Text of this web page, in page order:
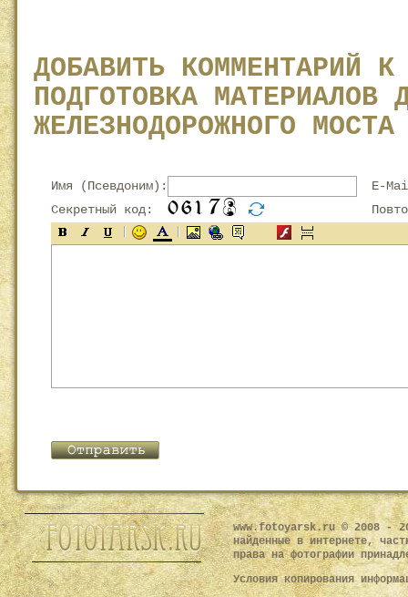
ДОБАВИТЬ КОММЕНТАРИЙ
ПОДГОТОВКА МАТЕРИАЛОВ
ЖЕЛЕЗНОДОРОЖНОГО
Имя (Псевдоним):
E-
Секретный код:
www.fotoyarsk.ru © 2008 -
найденные в интернете,
права на фотографии
Условия копирования